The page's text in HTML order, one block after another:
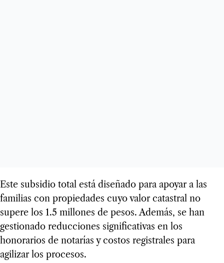
Este subsidio total está diseñado para apoyar a las
familias con propiedades cuyo valor catastral no
supere los 1.5 millones de pesos. Además, se han
gestionado reducciones significativas en los
honorarios de notarías y costos registrales para
agilizar los procesos.